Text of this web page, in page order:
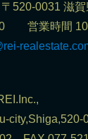
520-0031 滋賀
営業時間 10
city,Shiga,520-